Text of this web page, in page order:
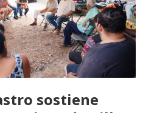
sostiene